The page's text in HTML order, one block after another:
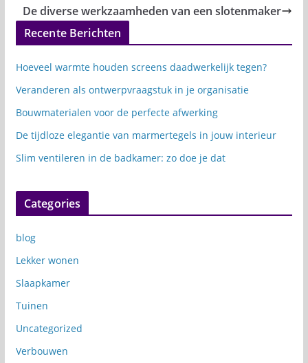
De diverse werkzaamheden van een slotenmaker
Recente Berichten
Hoeveel warmte houden screens daadwerkelijk tegen?
Veranderen als ontwerpvraagstuk in je organisatie
Bouwmaterialen voor de perfecte afwerking
De tijdloze elegantie van marmertegels in jouw interieur
Slim ventileren in de badkamer: zo doe je dat
Categories
blog
Lekker wonen
Slaapkamer
Tuinen
Uncategorized
Verbouwen